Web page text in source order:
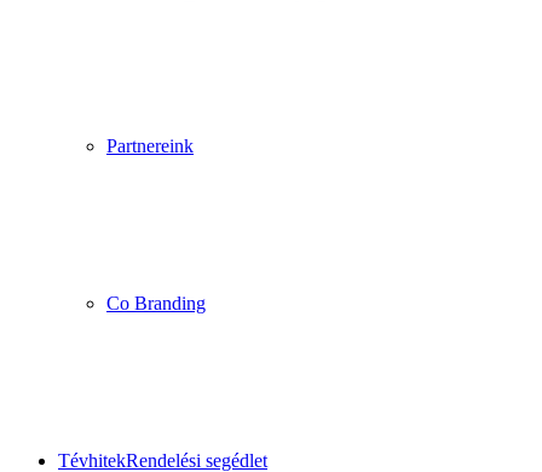
Partnereink
Co Branding
TévhitekRendelési segédlet